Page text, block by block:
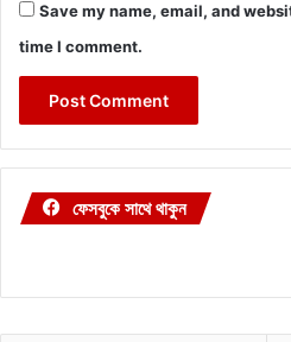
Save my name, email, and
time I comment.
ফেসবুকে সাথে থাকুন